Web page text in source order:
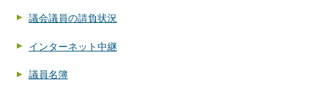
議会議員の請負状況
インターネット中継
議員名簿